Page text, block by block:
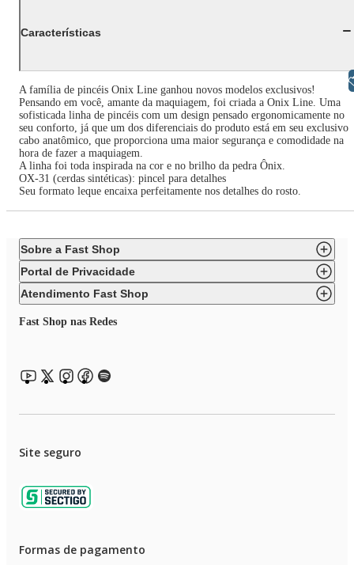
Características
A família de pincéis Onix Line ganhou novos modelos exclusivos!
Pensando em você, amante da maquiagem, foi criada a Onix Line. Uma
sofisticada linha de pincéis com um design pensado ergonomicamente no
seu conforto, já que um dos diferenciais do produto está em seu exclusivo
cabo anatômico, que proporciona uma maior segurança e comodidade na
hora de fazer a maquiagem.
A linha foi toda inspirada na cor e no brilho da pedra Ônix.
OX-31 (cerdas sintéticas): pincel para detalhes
Seu formato leque encaixa perfeitamente nos detalhes do rosto.
Sobre a Fast Shop
Portal de Privacidade
Atendimento Fast Shop
Fast Shop nas Redes
Site seguro
Formas de pagamento